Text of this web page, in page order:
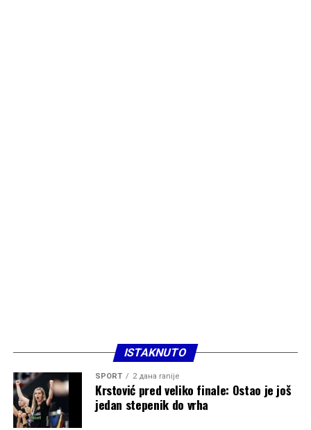
ISTAKNUTO
SPORT 2 дана ranije
Krstović pred veliko finale: Ostao je još
jedan stepenik do vrha